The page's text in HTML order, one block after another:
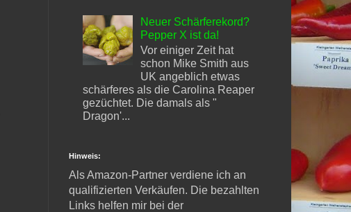
Neuer Schärferekord?
Pepper X ist da!
Vor einiger Zeit hat
schon Mike Smith aus
UK angeblich etwas
schärferes als die Carolina Reaper
gezüchtet. Die damals als "
Dragon'...
Hinweis:
Als Amazon-Partner verdiene ich an
qualifizierten Verkäufen. Die bezahlten
Links helfen mir bei der